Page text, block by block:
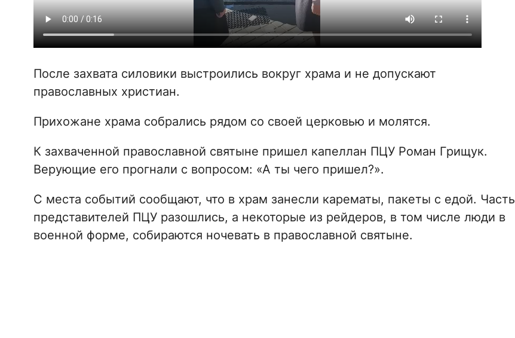
После захвата силовики выстроились вокруг храма и не допускают
православных христиан.
Прихожане храма собрались рядом со своей церковью и молятся.
К захваченной православной святыне пришел капеллан ПЦУ Роман Грищук.
Верующие его прогнали с вопросом: «А ты чего пришел?».
С места событий сообщают, что в храм занесли карематы, пакеты с едой. Часть
представителей ПЦУ разошлись, а некоторые из рейдеров, в том числе люди в
военной форме, собираются ночевать в православной святыне.